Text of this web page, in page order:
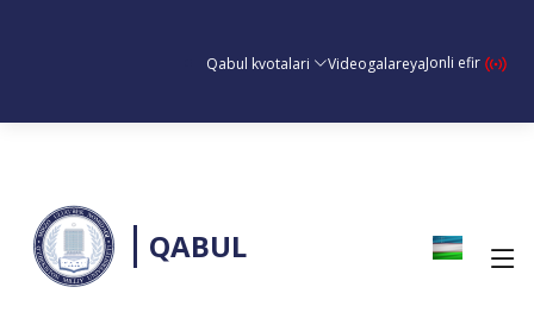
Qabul kvotalari VideogalareyaJonli efir
QABUL